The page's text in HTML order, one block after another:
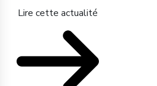
Lire cette actualité